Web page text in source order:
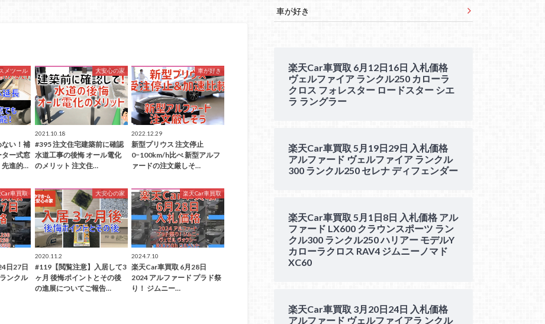
メツール
ない！補
ー式窓
先進的…
大安心の家
2021.10.18
#395 注文住宅建築前に確認
水道工事の後悔 オール電化
のメリット 注文住…
車が好き
2022.12.29
新型プリウス 注文停止
0−100km/h比べ 新型アルフ
ァードの注文厳しそ…
車買取
日27日
ンクル
大安心の家
2020.11.2
#119【閲覧注意】入居して3
ヶ月 後悔ポイントとその後
の進展についてご報告…
楽天Car車買取
2024.7.10
楽天Car車買取 6月28日
2024 アルファード プラド祭
り！ ジムニー…
車が好き
楽天Car車買取 6月12日16日 入札価格
ヴェルファイア ランクル250 カローラ
クロス フォレスター ロードスター シエ
ラ ラングラー
楽天Car車買取 5月19日29日 入札価格
アルファード ヴェルファイア ランクル
300 ランクル250 セレナ ディフェンダー
楽天Car車買取 5月1日8日 入札価格 アル
ファード LX600 クラウンスポーツ ラン
クル300 ランクル250 ハリアー モデルY
カローラクロス RAV4 ジムニーノマド
XC60
楽天Car車買取 3月20日24日 入札価格
アルファード ヴェルファイアラ ンクル